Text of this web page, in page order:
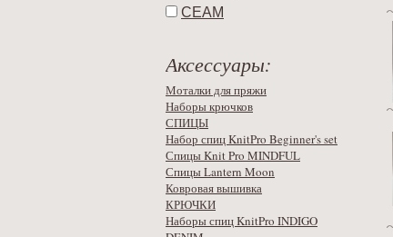
СЕАМ
Аксессуары:
Моталки для пряжи
Наборы крючков
СПИЦЫ
Набор спиц KnitPro Beginner's set
Спицы Knit Pro MINDFUL
Спицы Lantern Moon
Ковровая вышивка
КРЮЧКИ
Наборы спиц KnitPro INDIGO